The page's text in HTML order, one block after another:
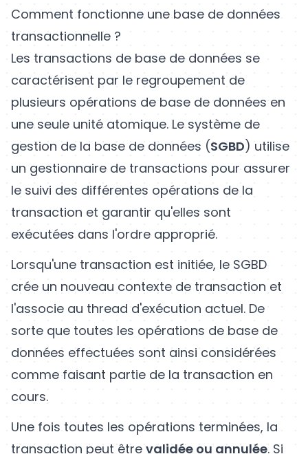
Comment fonctionne une base de données
transactionnelle ?
Les transactions de base de données se
caractérisent par le regroupement de
plusieurs opérations de base de données en
une seule unité atomique. Le système de
gestion de la base de données (SGBD) utilise
un gestionnaire de transactions pour assurer
le suivi des différentes opérations de la
transaction et garantir qu'elles sont
exécutées dans l'ordre approprié.
Lorsqu'une transaction est initiée, le SGBD
crée un nouveau contexte de transaction et
l'associe au thread d'exécution actuel. De
sorte que toutes les opérations de base de
données effectuées sont ainsi considérées
comme faisant partie de la transaction en
cours.
Une fois toutes les opérations terminées, la
transaction peut être validée ou annulée. Si